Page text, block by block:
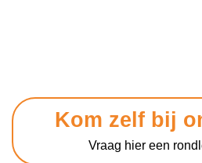
Kom zelf bij
Vraag hier een